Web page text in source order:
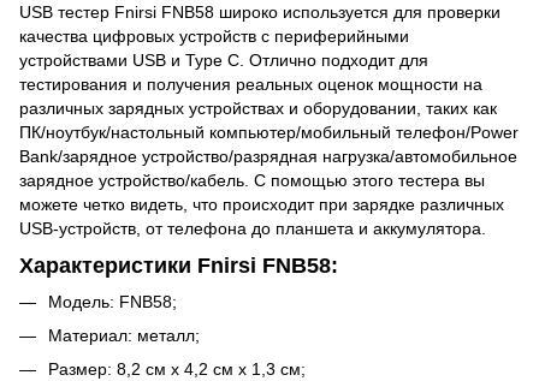
USB тестер Fnirsi FNB58 широко используется для проверки
качества цифровых устройств с периферийными
устройствами USB и Type C. Отлично подходит для
тестирования и получения реальных оценок мощности на
различных зарядных устройствах и оборудовании, таких как
ПК/ноутбук/настольный компьютер/мобильный телефон/Power
Bank/зарядное устройство/разрядная нагрузка/автомобильное
зарядное устройство/кабель. С помощью этого тестера вы
можете четко видеть, что происходит при зарядке различных
USB-устройств, от телефона до планшета и аккумулятора.
Характеристики Fnirsi FNB58:
Модель: FNB58;
Материал: металл;
Размер: 8,2 см x 4,2 см x 1,3 см;